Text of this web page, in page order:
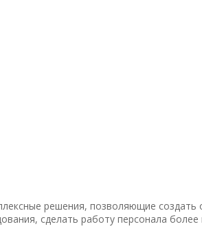
решения, позволяющие
сделать работу персонала